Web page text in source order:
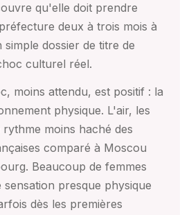
qu'elle doit prendre
deux à trois mois à
dossier de titre de
culturel réel.
moins attendu, est positif : la
physique. L'air, les
moins haché des
comparé à Moscou
Beaucoup de femmes
presque physique
dès les premières